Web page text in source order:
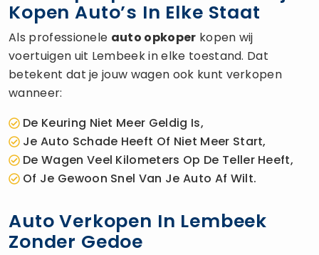
Kopen Auto’s In Elke Staat
Als professionele auto opkoper kopen wij
voertuigen uit Lembeek in elke toestand. Dat
betekent dat je jouw wagen ook kunt verkopen
wanneer:
De Keuring Niet Meer Geldig Is,
Je Auto Schade Heeft Of Niet Meer Start,
De Wagen Veel Kilometers Op De Teller Heeft,
Of Je Gewoon Snel Van Je Auto Af Wilt.
Auto Verkopen In Lembeek
Zonder Gedoe